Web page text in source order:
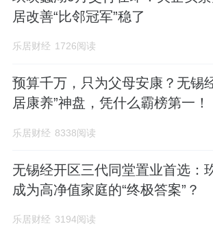
居改善“比邻冠军”稳了
乐居财经 1726阅读
预算千万，只为父母安康？无锡
居康养”神盘，凭什么霸榜第一！
乐居财经 8338阅读
无锡经开区三代同堂置业首选：
成为高净值家庭的“终极答案”？
乐居财经 3194阅读